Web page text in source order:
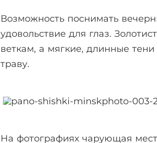
Возможность поснимать
удовольствие для глаз.
веткам, а мягкие, длинные
траву.
На фотографиях чарующая